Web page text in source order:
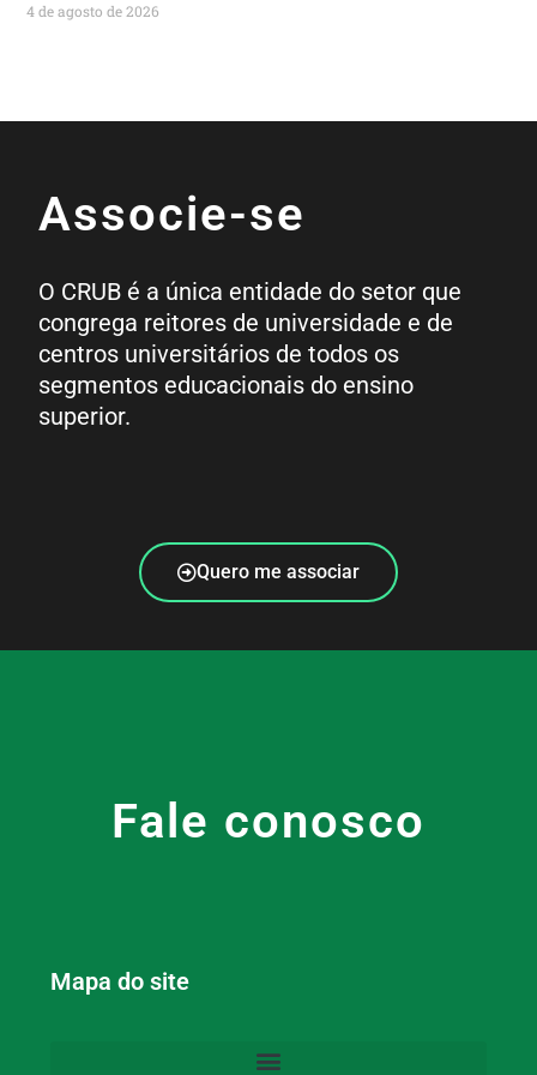
4 de agosto de 2026
Associe-se
O CRUB é a única entidade do setor que
congrega reitores de universidade e de
centros universitários de todos os
segmentos educacionais do ensino
superior.
Quero me associar
Fale conosco
Mapa do site